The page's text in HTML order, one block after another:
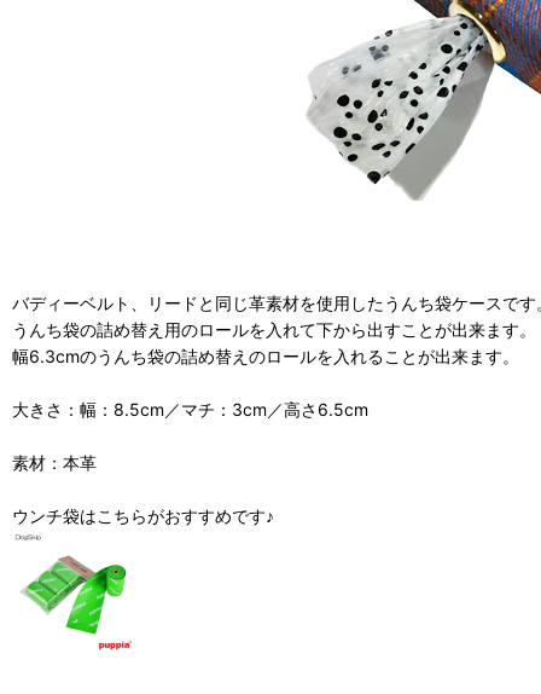
バディーベルト、リードと同じ革素材を使用したうんち袋ケースです
うんち袋の詰め替え用のロールを入れて下から出すことが出来ます。
幅6.3cmのうんち袋の詰め替えのロールを入れることが出来ます。
大きさ：幅：8.5cm／マチ：3cm／高さ6.5cm
素材：本革
ウンチ袋はこちらがおすすめです♪